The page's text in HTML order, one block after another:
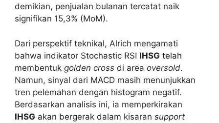
demikian, penjualan bulanan tercatat naik
signifikan 15,3% (MoM).
Dari perspektif teknikal, Alrich mengamati
bahwa indikator Stochastic RSI IHSG telah
membentuk golden cross di area oversold.
Namun, sinyal dari MACD masih menunjukkan
tren pelemahan dengan histogram negatif.
Berdasarkan analisis ini, ia memperkirakan
IHSG akan bergerak dalam kisaran support